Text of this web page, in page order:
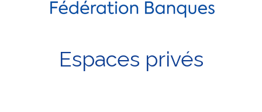
Espaces privés